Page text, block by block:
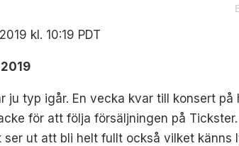
kl. 10:19 PDT
ju typ igår. En vecka kvar till konsert
för att följa försäljningen på
ser ut att bli helt fullt också vilket känns